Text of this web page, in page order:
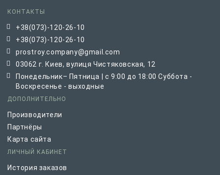
КОНТАКТЫ
+38(073)-120-26-10
+38(073)-120-26-10
prostroy.company@gmail.com
03062 г. Киев, вулиця Чистяковская, 12
Понедельник– Пятница | с 9:00 до 18:00 Суббота -
Воскресенье - выходные
ДОПОЛНИТЕЛЬНО
Производители
Партнёры
Карта сайта
ЛИЧНЫЙ КАБИНЕТ
История заказов